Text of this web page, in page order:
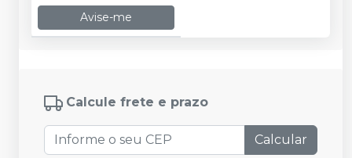
Avise-me
Calcule frete e prazo
Calcular